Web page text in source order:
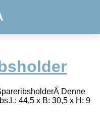
Denne
44,5 x B: 30,5 x H: 9